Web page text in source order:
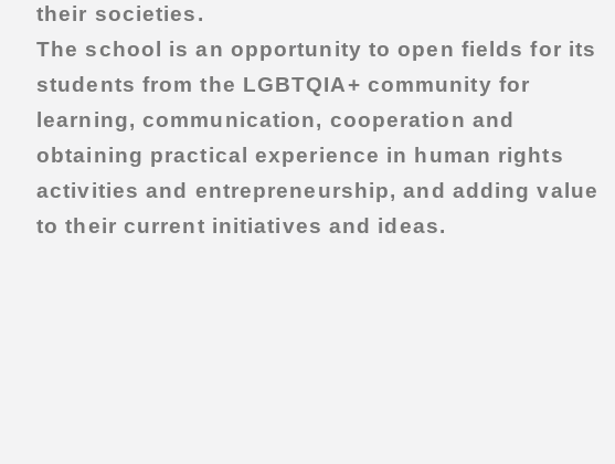
their societies.
The school is an opportunity to open fields for its
students from the LGBTQIA+ community for
learning, communication, cooperation and
obtaining practical experience in human rights
activities and entrepreneurship, and adding value
to their current initiatives and ideas.